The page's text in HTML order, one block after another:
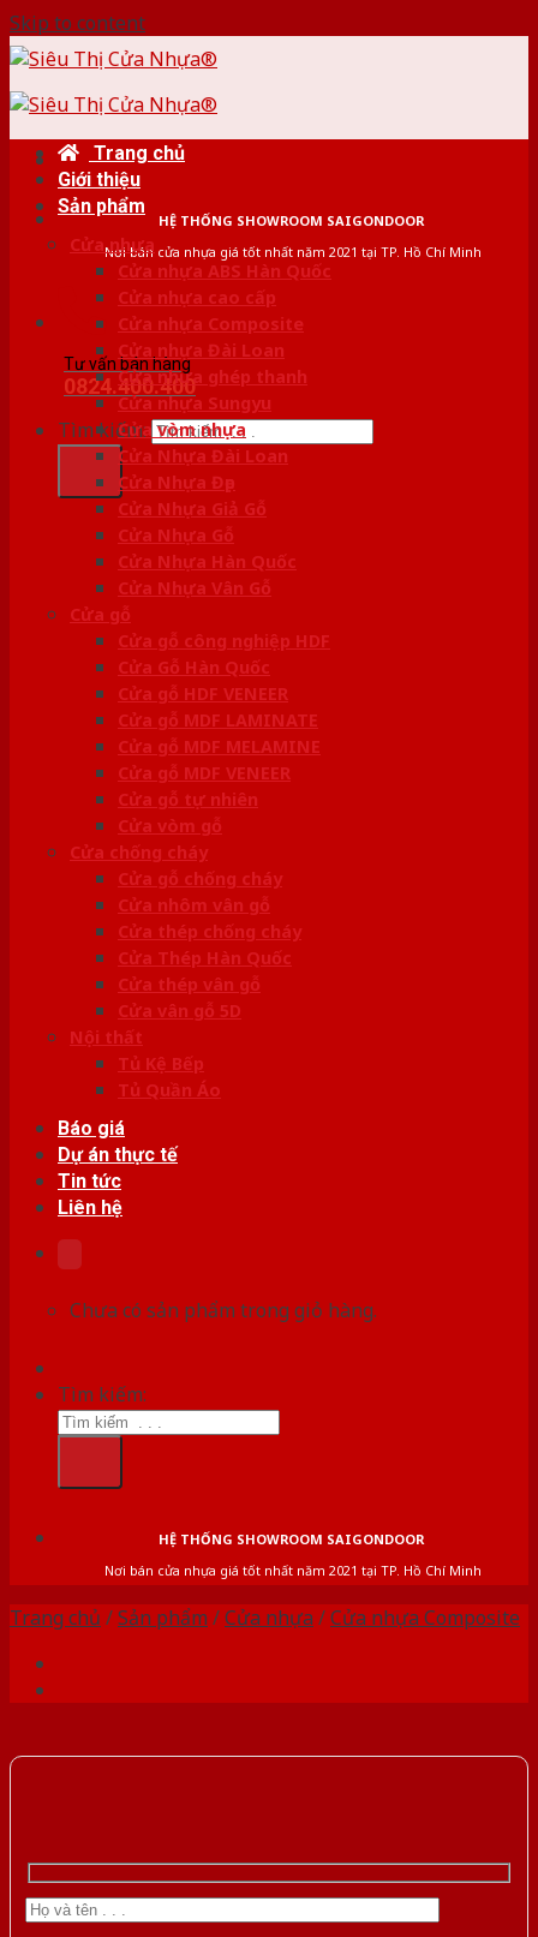
Skip to content
HỆ THỐNG SHOWROOM SAIGONDOOR
Nơi bán cửa nhựa giá tốt nhất năm 2021 tại TP. Hồ Chí Minh
Tư vấn bán hàng
0824.400.400
Tìm kiếm:
Trang chủ
Giới thiệu
Sản phẩm
Cửa nhựa
Cửa nhựa ABS Hàn Quốc
Cửa nhựa cao cấp
Cửa nhựa Composite
Cửa nhựa Đài Loan
Cửa nhựa ghép thanh
Cửa nhựa Sungyu
Cửa vòm nhựa
Cửa Nhựa Đài Loan
Cửa Nhựa Đẹp
Cửa Nhựa Giả Gỗ
Cửa Nhựa Gỗ
Cửa Nhựa Hàn Quốc
Cửa Nhựa Vân Gỗ
Cửa gỗ
Cửa gỗ công nghiệp HDF
Cửa Gỗ Hàn Quốc
Cửa gỗ HDF VENEER
Cửa gỗ MDF LAMINATE
Cửa gỗ MDF MELAMINE
Cửa gỗ MDF VENEER
Cửa gỗ tự nhiên
Cửa vòm gỗ
Cửa chống cháy
Cửa gỗ chống cháy
Cửa nhôm vân gỗ
Cửa thép chống cháy
Cửa Thép Hàn Quốc
Cửa thép vân gỗ
Cửa vân gỗ 5D
Nội thất
Tủ Kệ Bếp
Tủ Quần Áo
Báo giá
Dự án thực tế
Tin tức
Liên hệ
Chưa có sản phẩm trong giỏ hàng.
Tìm kiếm:
HỆ THỐNG SHOWROOM SAIGONDOOR
Nơi bán cửa nhựa giá tốt nhất năm 2021 tại TP. Hồ Chí Minh
Trang chủ /Sản phẩm /Cửa nhựa /Cửa nhựa Composite